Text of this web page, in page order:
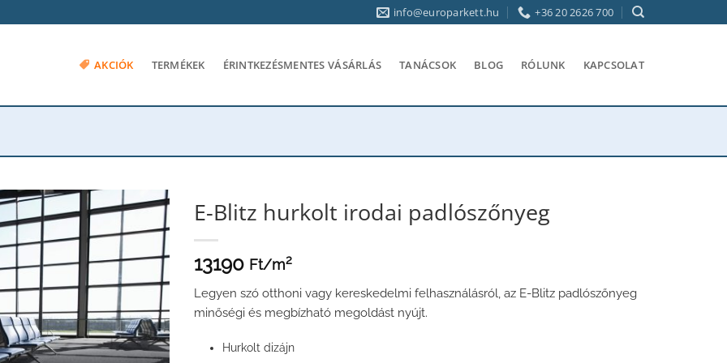
info@europarkett.hu +36 20 2626 700
AKCIÓK TERMÉKEK ÉRINTKEZÉSMENTES VÁSÁRLÁS TANÁCSOK BLOG RÓLUNK KAPCSOLAT
E-Blitz hurkolt irodai padlószőnyeg
13190 Ft/m2
Legyen szó otthoni vagy kereskedelmi felhasználásról, az E-Blitz padlószőnyeg
minőségi és megbízható megoldást nyújt.
Hurkolt dizájn